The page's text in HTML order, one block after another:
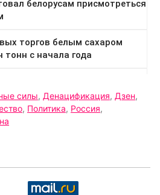
силы, Денацификация, Дзен,
, Политика, Россия,